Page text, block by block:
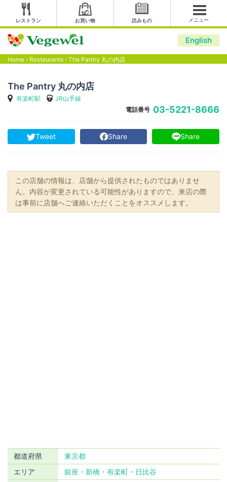
レストラン お買い物 読みもの メニュー
English
Home › Restaurants › The Pantry 丸の内店
The Pantry 丸の内店
有楽町駅
JR山手線
電話番号 03-5221-8666
Tweet Share Share
この店舗の情報は、店舗から提供されたものではありませ
ん。内容が変更されている可能性がありますので、来店の際
は事前に店舗へご連絡いただくことをオススメします。
都道府県
東京都
エリア
銀座・新橋・有楽町・日比谷